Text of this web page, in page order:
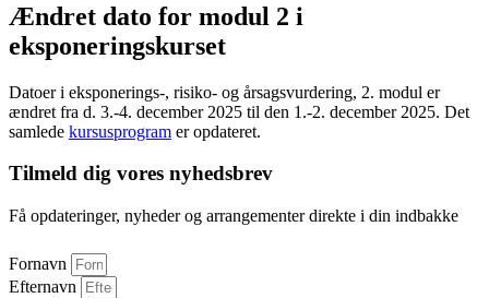
Ændret dato for modul 2 i
eksponeringskurset
Datoer i eksponerings-, risiko- og årsagsvurdering, 2. modul er
ændret fra d. 3.-4. december 2025 til den 1.-2. december 2025. Det
samlede kursusprogram er opdateret.
Tilmeld dig vores nyhedsbrev
Få opdateringer, nyheder og arrangementer direkte i din indbakke
Fornavn
Efternavn